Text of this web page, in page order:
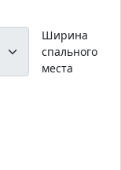
Ширина
спального
места